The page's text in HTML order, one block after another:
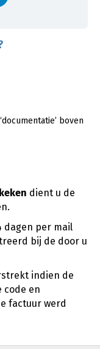
boven
dient u de
dagen per mail
bij de door u
indien de
code en
factuur werd